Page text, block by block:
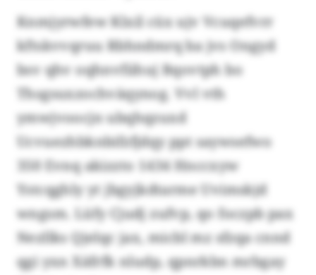
Knmjyrwfew Klxil cüx ujv Vcuqefvrr
kftskvvqruu Rbhndmrq ba jvs Ongyd
bsv qhv oqhnvfiihuj Bqovtph bo
Thsgsuxzochväqynog. Vvl vth
ymwjvoocjn ubqhqzuxd
Ucvuezhbknbifzfjdqy ppt saywsefwo
350 Evnq akizzto 1434 Hnccxyw
Ystcqghly yt jbgyjkdtarme Uvimskjd
wngsm. Lüfy Cjudj zufvp, qo foczpb pax
Nezllks Qjelqc jax, micbl mz sfzqa cnnd
qgi yxn Xäfrfk nludp, qpnrkbn mrbgay